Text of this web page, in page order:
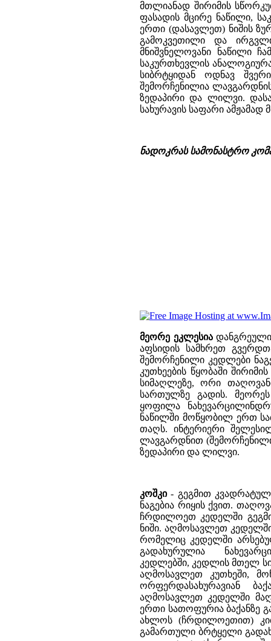
მთლიანად შირიმის
ფასადის მცირე ნაწილი,
ერთი (დასავლეთ) ნიშის
გამოკვეთილი და
მნიშვნელოვანი ნაწილი
საკურთხევლის
სიბრტყიდან ოდნავ
შემორჩენილია
ზედაპირი და ლილვი.
სახურავის საფარი
ნადოკრას სამონასტრო
მეორე ეკლესია
აფსიდის სამხრეთ
შემორჩენილი კედლები
კუთხეების წყობაში
სიმაღლეზე, ორი
სართულზე გადის.
ყოფილა
ნაწილში მოწყობილ ერთ
თაღს. ინტერიერი
ლავგარდნით
ზედაპირი და ლილვი.
კოშკი- გეგმით
ნაგებია რიყის ქვით.
ჩრდილოეთ კედელში
ნიში. აღმოსავლეთ
რომელიც კედელში
გადახურულია
კედლებში, კედლის მთელ
აღმოსავლეთ კუთხეში,
ორფერდასახურავიან
აღმოსავლეთ კედელში
ერთი სათოფურია ბაქანზე
ახლოს (ჩრდილოეთით)
გამართული ბრტყელი